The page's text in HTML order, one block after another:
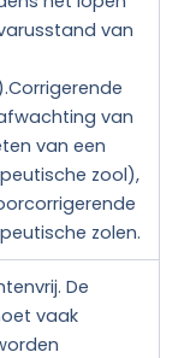
van
van
van een
zool),
zolen.
De
vaak